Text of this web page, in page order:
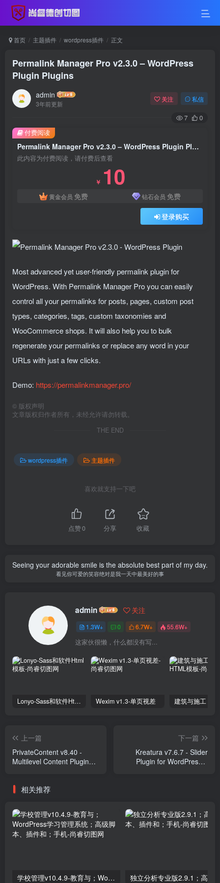
首页 主题插件 wordpress插件 正文
Permalink Manager Pro v2.3.0 – WordPress
Plugin Plugins
admin
3年前更新
关注 私信
7 0
Permalink Manager Pro v2.3.0 – WordPress Plugin Plugins
此内容为付费阅读，请付费后查看
￥ 10
黄金会员 免费 钻石会员 免费
登录购买
付费阅读
Most advanced yet user-friendly permalink plugin for
WordPress. With Permalink Manager Pro you can easily
control all your permalinks for posts, pages, custom post
types, categories, tags, custom taxonomies and
WooCommerce shops. It will also help you to bulk
regenerate your permalinks or replace any word in your
URLs with just a few clicks.
Demo: https://permalinkmanager.pro/
© 版权声明
文章版权归作者所有，未经允许请勿转载。
THE END
wordpress插件 主题插件
喜欢就支持一下吧
点赞0 分享 收藏
Seeing your adorable smile is the absolute best part of my day.
看见你可爱的笑容绝对是我一天中最美好的事
admin 关注
1.3W+ 0 6.7W+ 55.6W+
这家伙很懒，什么都没有写...
Lonyo-Sass和软件Html模板 Wexim v1.3-单页视差
上一篇
PrivateContent v8.40 -
Multilevel Content Plugin
下一篇
Kreatura v7.6.7 - Slider
Plugin for WordPress +
相关推荐
学校管理v10.4.9-教育与；WordPress学习管理系统；高级脚本、插件和；手机